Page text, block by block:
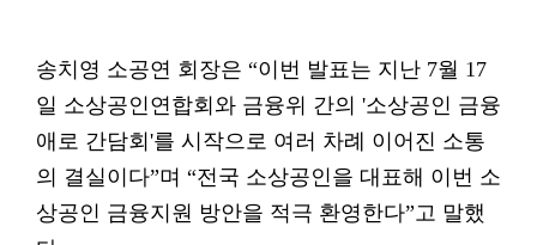
송치영 소공연 회장은 “이번 발표는 지난 7월 17
일 소상공인연합회와 금융위 간의 '소상공인 금융
애로 간담회'를 시작으로 여러 차례 이어진 소통
의 결실이다”며 “전국 소상공인을 대표해 이번 소
상공인 금융지원 방안을 적극 환영한다”고 말했